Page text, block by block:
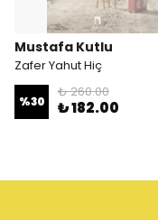
Mustafa Kutlu
Zafer Yahut Hiç
%30
₺ 260.00
₺ 182.00